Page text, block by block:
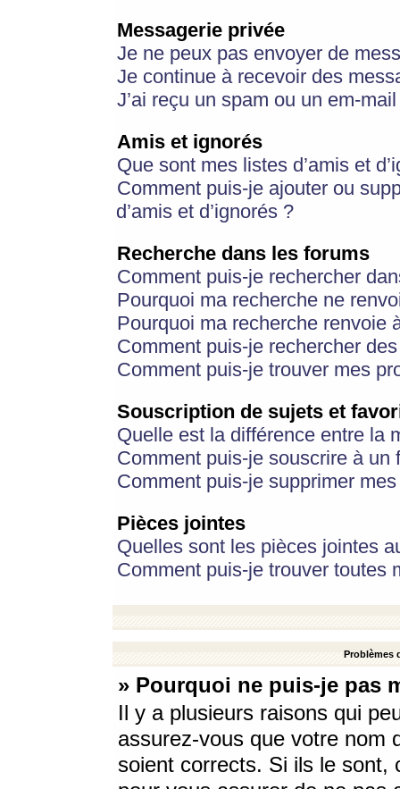
Messagerie privée
Je ne peux pas envoyer de
Je continue à recevoir des
J’ai reçu un spam ou un em-
Amis et ignorés
Que sont mes listes d’amis et
Comment puis-je ajouter ou
d’amis et d’ignorés ?
Recherche dans les forums
Comment puis-je rechercher
Pourquoi ma recherche ne
Pourquoi ma recherche renvoie
Comment puis-je rechercher
Comment puis-je trouver mes
Souscription de sujets et
Quelle est la différence entre la
Comment puis-je souscrire à
Comment puis-je supprimer
Pièces jointes
Quelles sont les pièces jointes
Comment puis-je trouver toutes
Problèmes
» Pourquoi ne puis-je pas
Il y a plusieurs raisons qui
assurez-vous que votre nom
soient corrects. Si ils le sont,